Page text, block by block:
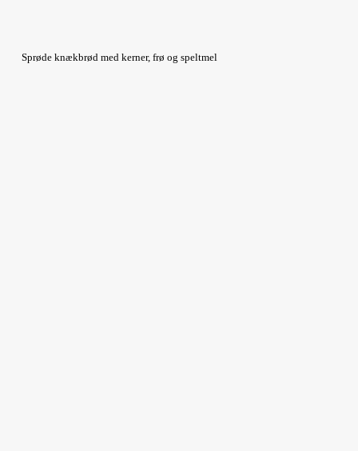
Sprøde knækbrød med kerner, frø og speltmel